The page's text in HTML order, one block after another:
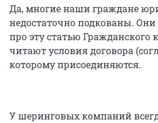
Да, многие наши граждане
недостаточно подкованы. Они
про эту статью Гражданского
читают условия договора
которому присоединяются.
У шеринговых компаний